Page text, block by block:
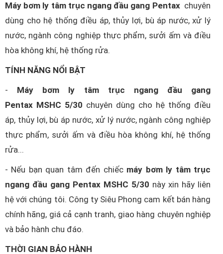
Máy bơm ly tâm trục ngang đầu gang Pentax chuyên
dùng cho hệ thống điều áp, thủy lợi, bù áp nước, xử lý
nước, ngành công nghiệp thực phẩm, sưởi ấm và điều
hòa không khí, hệ thống rửa.
TÍNH NĂNG NỔI BẬT
- Máy bơm ly tâm trục ngang đầu gang
Pentax MSHC 5/30 chuyên dùng cho hệ thống điều
áp, thủy lợi, bù áp nước, xử lý nước, ngành công nghiệp
thực phẩm, sưởi ấm và điều hòa không khí, hệ thống
rửa...
- Nếu bạn quan tâm đến chiếc máy bơm ly tâm trục
ngang đầu gang Pentax MSHC 5/30 này xin hãy liên
hệ với chúng tôi. Công ty Siêu Phong cam kết bán hàng
chính hãng, giá cả cạnh tranh, giao hàng chuyên nghiệp
và bảo hành chu đáo.
THỜI GIAN BẢO HÀNH